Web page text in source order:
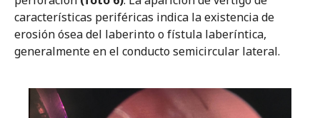
características periféricas indica la existencia de
erosión ósea del laberinto o fístula laberíntica,
generalmente en el conducto semicircular lateral.